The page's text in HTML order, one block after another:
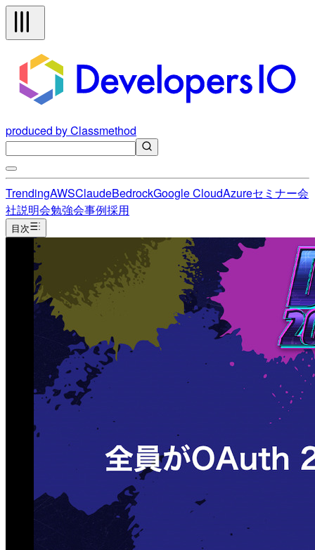
produced by Classmethod
TrendingAWSClaudeBedrockGoogle CloudAzureセミナー会
社説明会勉強会事例採用
目次